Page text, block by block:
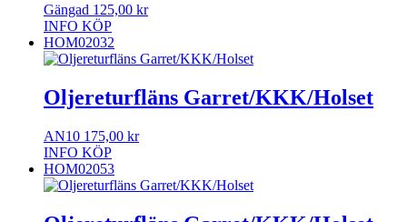
Gängad 125,00 kr
INFO KÖP
HOM02032
Oljereturfläns Garret/KKK/Holset
AN10 175,00 kr
INFO KÖP
HOM02053